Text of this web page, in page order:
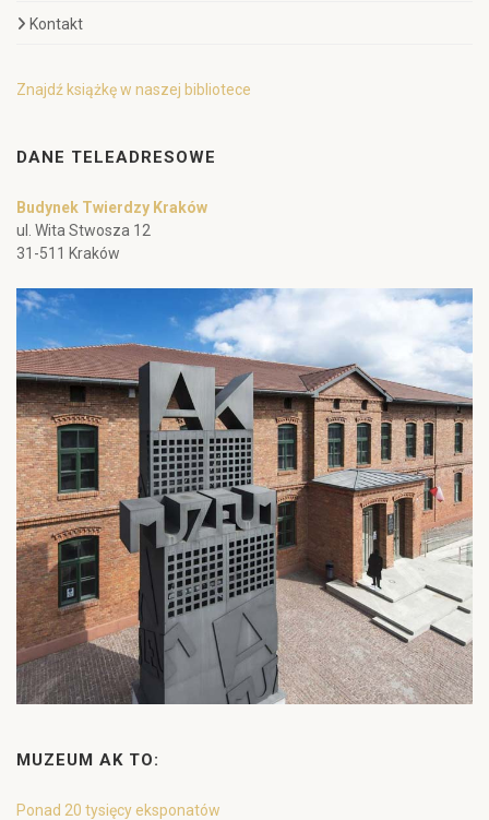
Kontakt
Znajdź książkę w naszej bibliotece
DANE TELEADRESOWE
Budynek Twierdzy Kraków
ul. Wita Stwosza 12
31-511 Kraków
MUZEUM AK TO:
Ponad 20 tysięcy eksponatów